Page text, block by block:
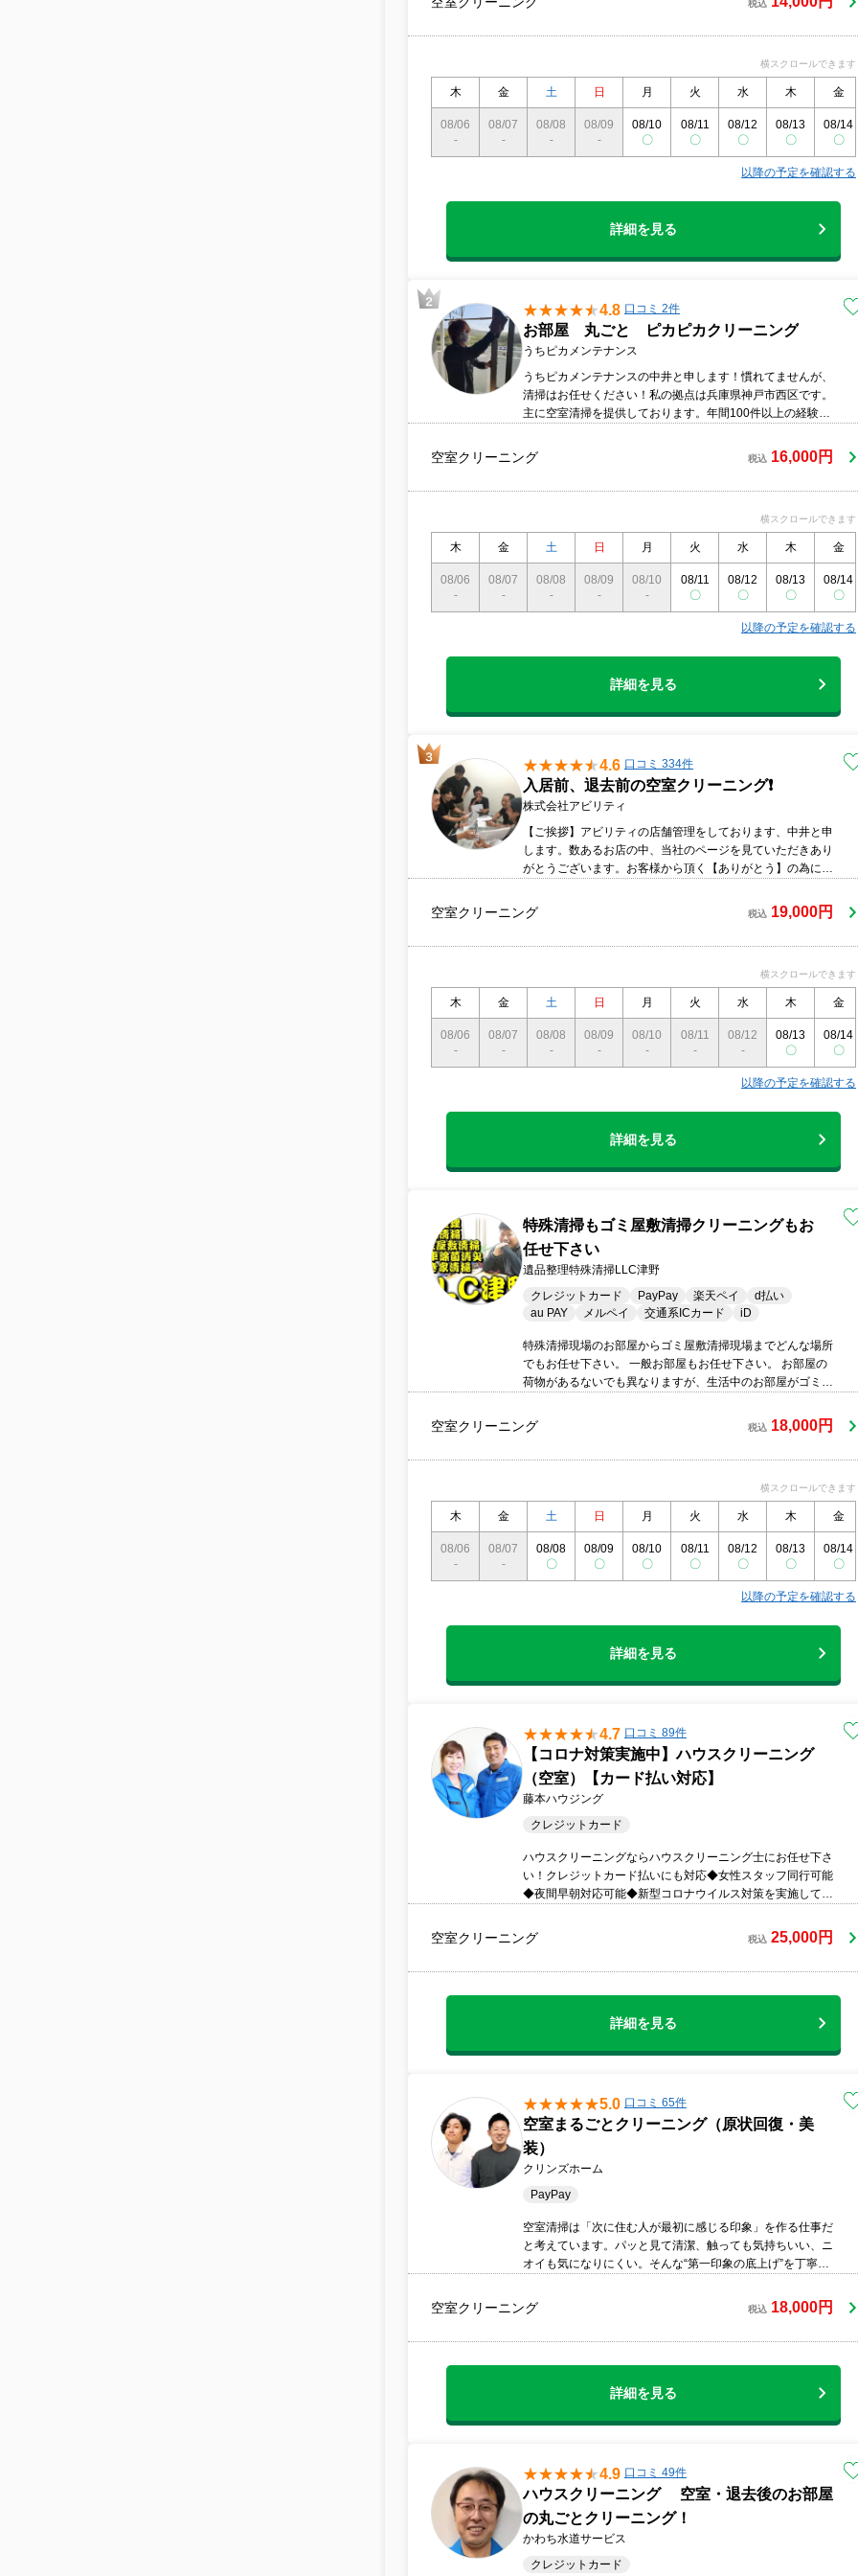
税込
横スクロールできます
木 金 土 日 月 火 水 木 金
08/06
-
08/07
-
08/08
-
08/09
-
08/10
〇
08/11
〇
08/12
〇
08/13
〇
08/14
〇
以降の予定を確認する
詳細を見る
4.8 口コミ 2件
お部屋 丸ごと ピカピカクリーニング
うちピカメンテナンス
うちピカメンテナンスの中井と申します！慣れてませんが、
清掃はお任せください！私の拠点は兵庫県神戸市西区です。
主に空室清掃を提供しております。年間100件以上の経験を
ます。タイミングや範囲など、どんな些細なことでも構いま
せん。どんなご相談でも対応いたしますので、ご連絡をお待
空室クリーニング 税込 16,000円
横スクロールできます
木 金 土 日 月 火 水 木 金
08/06
-
08/07
-
08/08
-
08/09
-
08/10
-
08/11
〇
08/12
〇
08/13
〇
08/14
〇
以降の予定を確認する
詳細を見る
4.6 口コミ 334件
入居前、退去前の空室クリーニング❗️
株式会社アビリティ
【ご挨拶】アビリティの店舗管理をしております、中井と申
します。数あるお店の中、当社のページを見ていただきあり
がとうございます。お客様から頂く【ありがとう】の為に??
とがありましたら、お気軽にご連絡ください。スタッフ6名
で動いております。中井がお伺いできないこともあるかと思
空室クリーニング 税込 19,000円
横スクロールできます
木 金 土 日 月 火 水 木 金
08/06
-
08/07
-
08/08
-
08/09
-
08/10
-
08/11
-
08/12
-
08/13
〇
08/14
〇
以降の予定を確認する
詳細を見る
特殊清掃もゴミ屋敷清掃クリーニングもお
任せ下さい
遺品整理特殊清掃LLC津野
クレジットカード
PayPay 楽天ペイ
d払い
au PAY
メルペイ 交通系ICカード iD
特殊清掃現場のお部屋からゴミ屋敷清掃現場までどんな場所
でもお任せ下さい。 一般お部屋もお任せ下さい。 お部屋の
荷物があるないでも異なりますが、生活中のお部屋がゴミ屋
空室クリーニング 税込 18,000円
横スクロールできます
木 金 土 日 月 火 水 木 金
08/06
-
08/07
-
08/08
〇
08/09
〇
08/10
〇
08/11
〇
08/12
〇
08/13
〇
08/14
〇
以降の予定を確認する
詳細を見る
4.7 口コミ 89件
【コロナ対策実施中】ハウスクリーニング
（空室）【カード払い対応】
藤本ハウジング
クレジットカード
ハウスクリーニングならハウスクリーニング士にお任せ下さ
い！クレジットカード払いにも対応◆女性スタッフ同行可能
◆夜間早朝対応可能◆新型コロナウイルス対策を実施してい
空室クリーニング 税込 25,000円
詳細を見る
5.0 口コミ 65件
空室まるごとクリーニング（原状回復・美
装）
クリンズホーム
PayPay
空室清掃は「次に住む人が最初に感じる印象」を作る仕事だ
と考えています。パッと見て清潔、触っても気持ちいい、ニ
オイも気になりにくい。そんな“第一印象の底上げ”を丁寧に
す。
空室クリーニング 税込 18,000円
詳細を見る
4.9 口コミ 49件
ハウスクリーニング 空室・退去後のお部屋
の丸ごとクリーニング！
かわち水道サービス
クレジットカード